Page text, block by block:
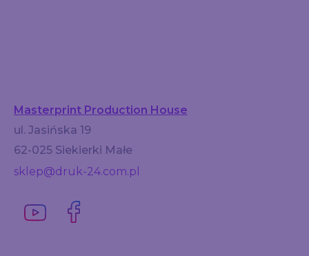
Masterprint Production House
ul. Jasińska 19
62-025 Siekierki Małe
sklep@druk-24.com.pl